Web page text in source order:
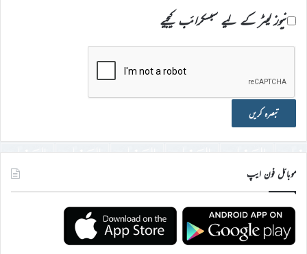
نیوز لیٹر کے لیے سبسکرائب کیجیے
موبائل فون ایپ